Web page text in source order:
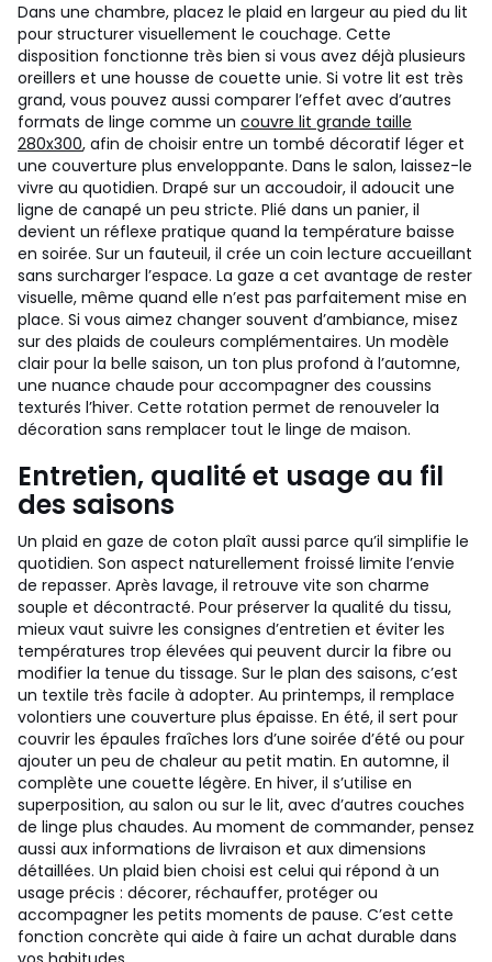
Dans une chambre, placez le plaid en largeur au pied du lit
pour structurer visuellement le couchage. Cette
disposition fonctionne très bien si vous avez déjà plusieurs
oreillers et une housse de couette unie. Si votre lit est très
grand, vous pouvez aussi comparer l’effet avec d’autres
formats de linge comme un couvre lit grande taille
280x300, afin de choisir entre un tombé décoratif léger et
une couverture plus enveloppante. Dans le salon, laissez-le
vivre au quotidien. Drapé sur un accoudoir, il adoucit une
ligne de canapé un peu stricte. Plié dans un panier, il
devient un réflexe pratique quand la température baisse
en soirée. Sur un fauteuil, il crée un coin lecture accueillant
sans surcharger l’espace. La gaze a cet avantage de rester
visuelle, même quand elle n’est pas parfaitement mise en
place. Si vous aimez changer souvent d’ambiance, misez
sur des plaids de couleurs complémentaires. Un modèle
clair pour la belle saison, un ton plus profond à l’automne,
une nuance chaude pour accompagner des coussins
texturés l’hiver. Cette rotation permet de renouveler la
décoration sans remplacer tout le linge de maison.
Entretien, qualité et usage au fil
des saisons
Un plaid en gaze de coton plaît aussi parce qu’il simplifie le
quotidien. Son aspect naturellement froissé limite l’envie
de repasser. Après lavage, il retrouve vite son charme
souple et décontracté. Pour préserver la qualité du tissu,
mieux vaut suivre les consignes d’entretien et éviter les
températures trop élevées qui peuvent durcir la fibre ou
modifier la tenue du tissage. Sur le plan des saisons, c’est
un textile très facile à adopter. Au printemps, il remplace
volontiers une couverture plus épaisse. En été, il sert pour
couvrir les épaules fraîches lors d’une soirée d’été ou pour
ajouter un peu de chaleur au petit matin. En automne, il
complète une couette légère. En hiver, il s’utilise en
superposition, au salon ou sur le lit, avec d’autres couches
de linge plus chaudes. Au moment de commander, pensez
aussi aux informations de livraison et aux dimensions
détaillées. Un plaid bien choisi est celui qui répond à un
usage précis : décorer, réchauffer, protéger ou
accompagner les petits moments de pause. C’est cette
fonction concrète qui aide à faire un achat durable dans